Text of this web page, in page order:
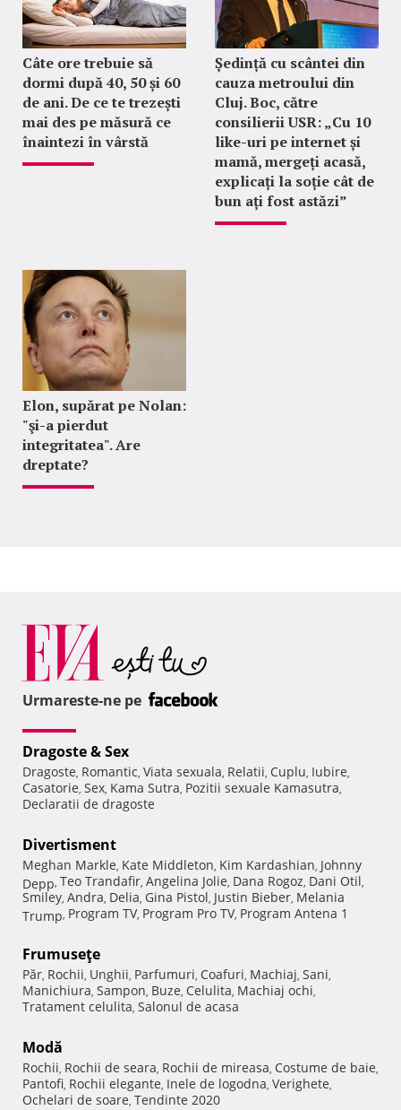
Câte ore trebuie să
dormi după 40, 50 și 60
de ani. De ce te trezești
mai des pe măsură ce
înaintezi în vârstă
Ședință cu scântei din
cauza metroului din
Cluj. Boc, către
consilierii USR: „Cu 10
like-uri pe internet și
mamă, mergeți acasă,
explicați la soție cât de
bun ați fost astăzi”
Elon, supărat pe Nolan:
"şi-a pierdut
integritatea". Are
dreptate?
Urmareste-ne pe
Dragoste & Sex
Dragoste, Romantic, Viata sexuala, Relatii, Cuplu, Iubire,
Casatorie, Sex, Kama Sutra, Pozitii sexuale Kamasutra,
Declaratii de dragoste
Divertisment
Meghan Markle, Kate Middleton, Kim Kardashian, Johnny
Depp, Teo Trandafir, Angelina Jolie, Dana Rogoz, Dani Otil,
Smiley, Andra, Delia, Gina Pistol, Justin Bieber, Melania
Trump, Program TV, Program Pro TV, Program Antena 1
Frumuseţe
Păr, Rochii, Unghii, Parfumuri, Coafuri, Machiaj, Sani,
Manichiura, Sampon, Buze, Celulita, Machiaj ochi,
Tratament celulita, Salonul de acasa
Modă
Rochii, Rochii de seara, Rochii de mireasa, Costume de baie,
Pantofi, Rochii elegante, Inele de logodna, Verighete,
Ochelari de soare, Tendinte 2020